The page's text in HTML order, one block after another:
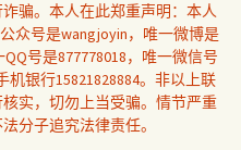
骗。本人在此郑重声明：本人
众号是wangjoyin，唯一微博是
号是877778018，唯一微信号
银行15821828884。非以上联
实，切勿上当受骗。情节严重
分子追究法律责任。